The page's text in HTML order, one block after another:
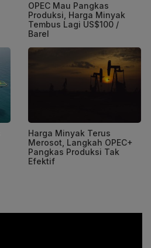
OPEC Mau Pangkas
Produksi, Harga Minyak
Tembus Lagi US$100 /
Barel
Harga Minyak Terus
Merosot, Langkah OPEC+
Pangkas Produksi Tak
Efektif